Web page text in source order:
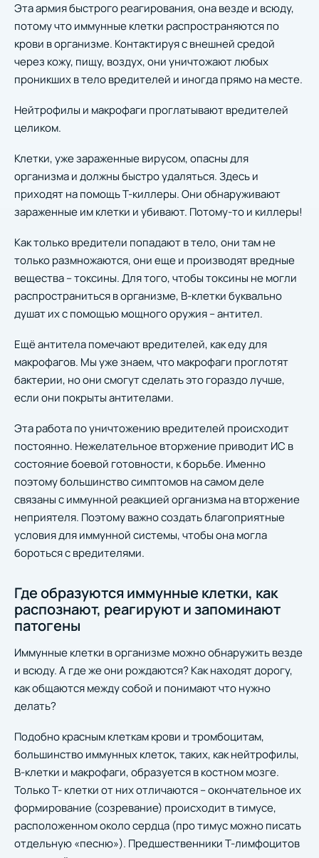
Эта армия быстрого реагирования, она везде и всюду,
потому что иммунные клетки распространяются по
крови в организме. Контактируя с внешней средой
через кожу, пищу, воздух, они уничтожают любых
проникших в тело вредителей и иногда прямо на месте.
Нейтрофилы и макрофаги проглатывают вредителей
целиком.
Клетки, уже зараженные вирусом, опасны для
организма и должны быстро удаляться. Здесь и
приходят на помощь Т-киллеры. Они обнаруживают
зараженные им клетки и убивают. Потому-то и киллеры!
Как только вредители попадают в тело, они там не
только размножаются, они еще и производят вредные
вещества – токсины. Для того, чтобы токсины не могли
распространиться в организме, В-клетки буквально
душат их с помощью мощного оружия – антител.
Ещё антитела помечают вредителей, как еду для
макрофагов. Мы уже знаем, что макрофаги проглотят
бактерии, но они смогут сделать это гораздо лучше,
если они покрыты антителами.
Эта работа по уничтожению вредителей происходит
постоянно. Нежелательное вторжение приводит ИС в
состояние боевой готовности, к борьбе. Именно
поэтому большинство симптомов на самом деле
связаны с иммунной реакцией организма на вторжение
неприятеля. Поэтому важно создать благоприятные
условия для иммунной системы, чтобы она могла
бороться с вредителями.
Где образуются иммунные клетки, как
распознают, реагируют и запоминают
патогены
Иммунные клетки в организме можно обнаружить везде
и всюду. А где же они рождаются? Как находят дорогу,
как общаются между собой и понимают что нужно
делать?
Подобно красным клеткам крови и тромбоцитам,
большинство иммунных клеток, таких, как нейтрофилы,
В-клетки и макрофаги, образуется в костном мозге.
Только Т- клетки от них отличаются – окончательное их
формирование (созревание) происходит в тимусе,
расположенном около сердца (про тимус можно писать
отдельную «песню»). Предшественники Т-лимфоцитов